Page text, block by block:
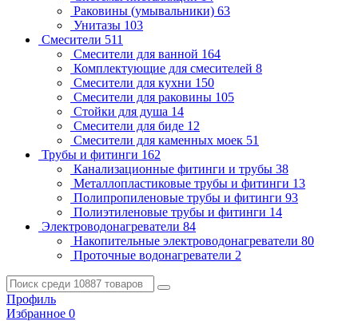
Раковины (умывальники) 63
Унитазы 103
Смесители 511
Смесители для ванной 164
Комплектующие для смесителей 8
Смесители для кухни 150
Смесители для раковины 105
Стойки для душа 14
Смесители для биде 12
Смесители для каменных моек 51
Трубы и фитинги 162
Канализационные фитинги и трубы 38
Металлопластиковые трубы и фитинги 13
Полипропиленовые трубы и фитинги 93
Полиэтиленовые трубы и фитинги 14
Электроводонагреватели 84
Накопительные электроводонагреватели 80
Проточные водонагреватели 2
Профиль
Избранное 0